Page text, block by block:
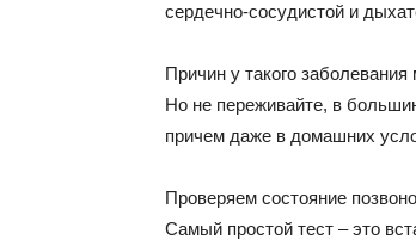
сердечно-сосудистой и
Причин у такого
Но не переживайте, в
причем даже в домашних
Проверяем состояние
Самый простой тест – это